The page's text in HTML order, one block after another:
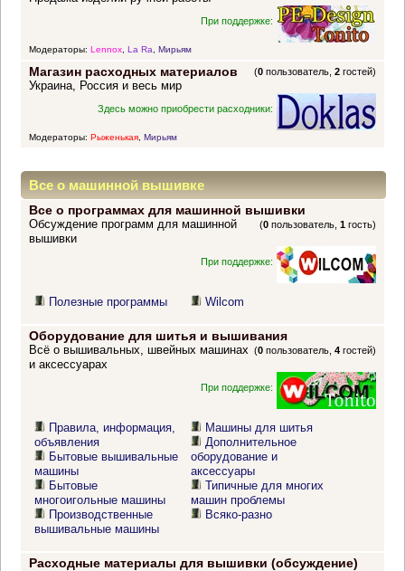
При поддержке:
Модераторы: Lennox, La Ra, Мирьям
Магазин расходных материалов (0 пользователь,2 гостей)
Украина, Россия и весь мир
Здесь можно приобрести расходники:
Модераторы: Рыженькая, Мирьям
Все о машинной вышивке
Все о программах для машинной вышивки
(0 пользователь,1 гость)
Обсуждение программ для машинной
вышивки
При поддержке:
Полезные программы Wilcom
Оборудование для шитья и вышивания
(0 пользователь,4 гостей)
Всё о вышивальных, швейных машинах
и аксессуарах
При поддержке:
Правила, информация,
объявления
Бытовые вышивальные
машины
Бытовые
многоигольные машины
Производственные
вышивальные машины
Машины для шитья
Дополнительное
оборудование и
аксессуары
Типичные для многих
машин проблемы
Всяко-разно
Расходные материалы для вышивки (обсуждение)